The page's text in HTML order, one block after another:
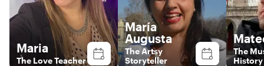
Maria
The Love Teacher
María
Augusta
The Artsy
Storyteller
The